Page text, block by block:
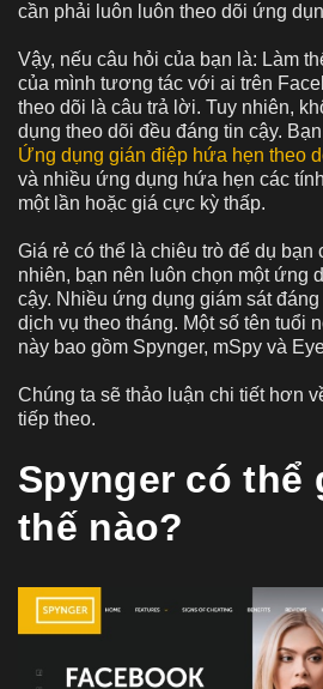
cần phải luôn luôn theo dõi ứng
Vậy, nếu câu hỏi của bạn là: Làm
của mình tương tác với ai trên
theo dõi là câu trả lời. Tuy nhiên,
dụng theo dõi đều đáng tin cậy.
Ứng dụng gián điệp hứa hẹn theo
và nhiều ứng dụng hứa hẹn các
một lần hoặc giá cực kỳ thấp.
Giá rẻ có thể là chiêu trò để dụ bạn
nhiên, bạn nên luôn chọn một ứng
cậy. Nhiều ứng dụng giám sát
dịch vụ theo tháng. Một số tên tuổi
này bao gồm Spynger, mSpy và
Chúng ta sẽ thảo luận chi tiết hơn
tiếp theo.
Spynger có thể
thế nào?